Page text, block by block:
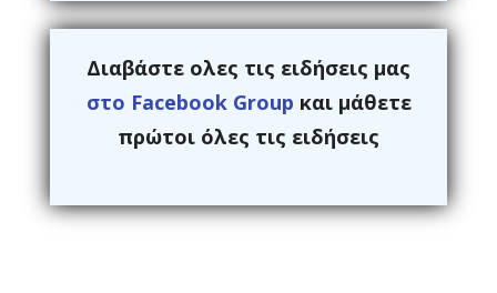
Διαβάστε ολες τις ειδήσεις μας
στο Facebook Group και μάθετε
πρώτοι όλες τις ειδήσεις